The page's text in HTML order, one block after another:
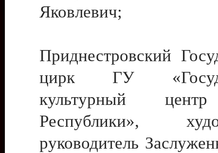
Яковлевич;
Приднестровский
цирк ГУ
культурный
Республики»,
руководитель